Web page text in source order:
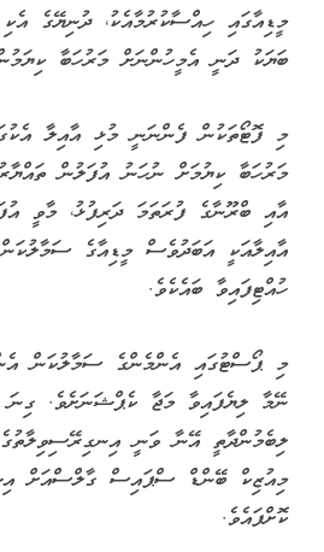
މީޑިއާގައި ހިއްސާކުރުމާއެކު، ދުނިޔޭގެ
ބަޔަކު ދަނީ އެމީހުންނަށް މަރުހަބާ
މި ފޮޓޯތަކުން ފެންނަނީ މުޅި އާއިލާ
މަރުހަބާ ކިޔުމަށް ނުހަނު އުފަލުން
އާއި ބްރޫނާގެ ފުރަތަމަ ދަރިފުޅު، މާވީ
އާއިލާއަކީ އަބަދުވެސް މީޑިއާގެ
ހުއްޓިފައިވާ ބައެކެވެ.
މި ޕޯސްޓުގައި އެންމެންގެ ސަމާލުކަން
ނޭމާ ލިޔެފައިވާ މަޖާ ކެޕްޝަނަށެވެ. ގިނަ
ލިބެމުންދާތީ އޭނާ ވަނީ
މިއުޒިކް ބޭންޑް ސްޕައިސް ގާލްސްއަށް
ކޮށްފައެވެ.